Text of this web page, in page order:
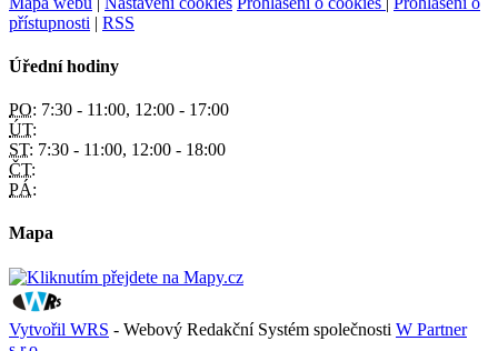
přístupnosti | RSS
Úřední hodiny
PO: 7:30 - 11:00, 12:00 - 17:00
ÚT:
ST: 7:30 - 11:00, 12:00 - 18:00
ČT:
PÁ:
Mapa
Vytvořil WRS - Webový Redakční Systém společnosti W Partner